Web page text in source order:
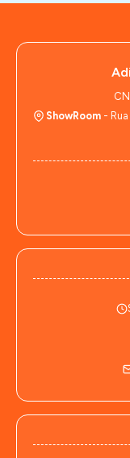
ShowRoom- Rua